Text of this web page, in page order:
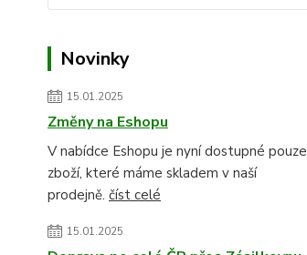
Novinky
15.01.2025
Změny na Eshopu
V nabídce Eshopu je nyní dostupné pouze
zboží, které máme skladem v naší
prodejně. číst celé
15.01.2025